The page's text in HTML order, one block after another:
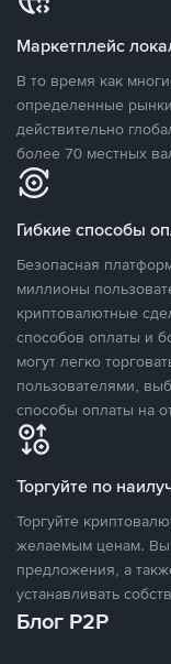
Маркетплейс
В то время как
определенные
действительно
более 70 местных
Гибкие способы
Безопасная
миллионы
криптовалютные
способов оплаты и
могут легко
пользователями,
способы оплаты на
Торгуйте по
Торгуйте
желаемым ценам. Вы
предложения, а
устанавливать
Блог P2P